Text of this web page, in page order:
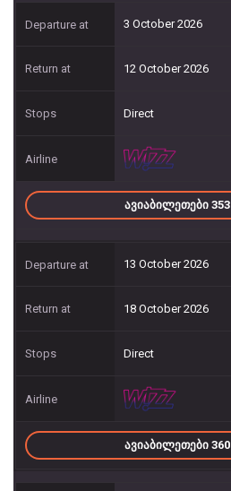
3 October 2026
12 October 2026
Direct
ᲐᲕᲘᲐᲑᲘᲚᲔᲗᲔᲑᲘ 353
13 October 2026
18 October 2026
Direct
ᲐᲕᲘᲐᲑᲘᲚᲔᲗᲔᲑᲘ 360